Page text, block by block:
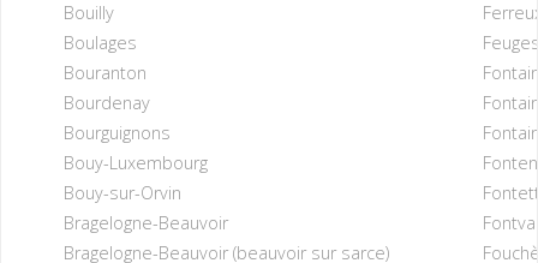
Bouilly
Boulages
Bouranton
Bourdenay
Bourguignons
Bouy-Luxembourg
Bouy-sur-Orvin
Bragelogne-Beauvoir
Bragelogne-Beauvoir (beauvoir sur sarce)